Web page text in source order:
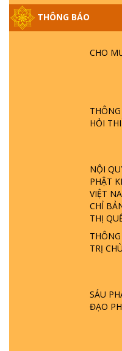
THÔNG BÁO
CHO
HỎI
NỘI
PHẬT
VIỆT
CHỈ
THỊ
TRỊ
SÁU
ĐẠO
GIẢI ĐÁP
PHẬT
HỘI GÌ?
GIẢI
GIẢI
SAO
- HỎA
GIẢI
SAO
GIẢI
NGỌC